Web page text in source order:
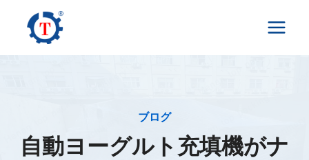
ブログ
自動ヨーグルト充填機がナ